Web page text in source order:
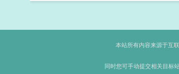
本站所有内容来源于互
同时您可手动提交相关目标